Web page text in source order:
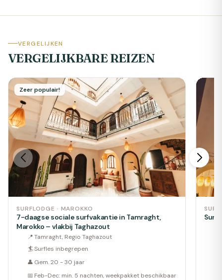
VERGELIJKEN
VERGELIJKBARE REIZEN
Zeer populair!
SURFLODGE · MAROKKO
7-daagse sociale surfvakantie in Tamraght,
Marokko – vlakbij Taghazout
📍Tamraght, Regio Taghazout
🏄Surfles inbegrepen
👤 Gem. 20 - 30 jaar
📅 Feb-Dec: min. 5 nachten, weekpakket beschikbaar